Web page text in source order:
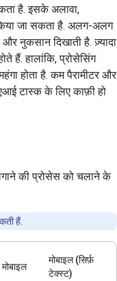
है. इसके अलावा,
जा सकता है. अलग-अलग
नुकसान दिखाती है. ज़्यादा
हैं. हालांकि, प्रोसेसिंग
होता है. कम पैरामीटर और
टास्क के लिए काफ़ी हो
की प्रोसेस को चलाने के
हैं.
मोबाइल
मोबाइल (सिर्फ़
टेक्स्ट)